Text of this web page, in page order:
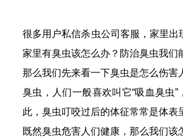
很多用户私信杀虫公司客服，家里
家里有臭虫该怎么办？防治臭虫我们
那么我们先来看一下臭虫是怎么伤害
臭虫，人们一般喜欢叫它“吸血臭虫
此，臭虫叮咬过后的体征常常是体表
既然臭虫危害人们健康，那么我们